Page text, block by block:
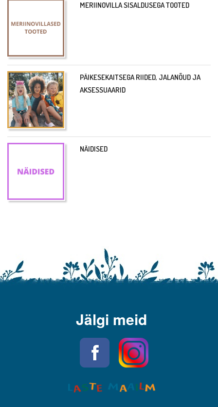
MERIINOVILLA SISALDUSEGA TOOTED
PÄIKESEKAITSEGA RIIDED, JALANÕUD JA
AKSESSUAARID
NÄIDISED
Jälgi meid